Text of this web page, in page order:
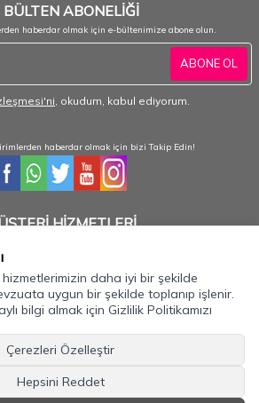
BÜLTEN ABONELİĞİ
haberdar olmak için e-bültenimize abone olun.
ABONE OL
, okudum, kabul ediyorum.
haberdar olmak için bizi Takip Edin!
HİZMETLERİ
için ulaşabilirsiniz.
3844- 0533 330 8895
hizmetlerimizin daha iyi bir şekilde
uygun bir şekilde toplanıp işlenir.
bilgi almak için Gizlilik Politikamızı
Çerezleri Özelleştir
Hepsini Reddet